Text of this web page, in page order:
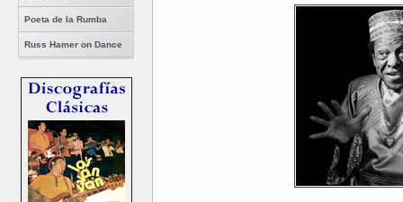
Poeta de la Rumba
Russ Hamer on Dance